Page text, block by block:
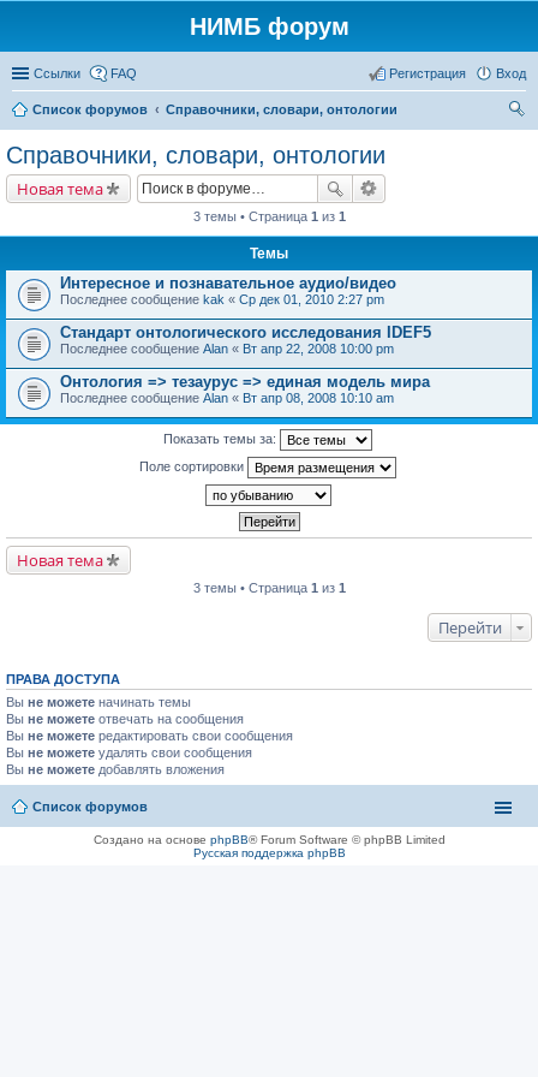
НИМБ форум
Ссылки FAQ Вход
Регистрация
Список форумов
Справочники, словари, онтологии
Справочники, словари, онтологии
Новая тема
3 темы • Страница 1 из 1
Темы
Интересное и познавательное аудио/видео
Последнее сообщение kak « Ср дек 01, 2010 2:27 pm
Стандарт онтологического исследования IDEF5
Последнее сообщение Alan « Вт апр 22, 2008 10:00 pm
Онтология => тезаурус => единая модель мира
Последнее сообщение Alan « Вт апр 08, 2008 10:10 am
Показать темы за:
Поле сортировки
Новая тема
3 темы • Страница 1 из 1
Перейти
ПРАВА ДОСТУПА
Вы не можете начинать темы
Вы не можете отвечать на сообщения
Вы не можете редактировать свои сообщения
Вы не можете удалять свои сообщения
Вы не можете добавлять вложения
Список форумов
Создано на основе phpBB® Forum Software © phpBB Limited
Русская поддержка phpBB